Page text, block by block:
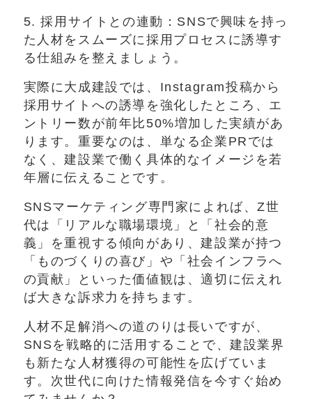
5. 採用サイトとの連動：SNSで興味を持っ
た人材をスムーズに採用プロセスに誘導す
る仕組みを整えましょう。
実際に大成建設では、Instagram投稿から
採用サイトへの誘導を強化したところ、エ
ントリー数が前年比50%増加した実績があ
ります。重要なのは、単なる企業PRでは
なく、建設業で働く具体的なイメージを若
年層に伝えることです。
SNSマーケティング専門家によれば、Z世
代は「リアルな職場環境」と「社会的意
義」を重視する傾向があり、建設業が持つ
「ものづくりの喜び」や「社会インフラへ
の貢献」といった価値観は、適切に伝えれ
ば大きな訴求力を持ちます。
人材不足解消への道のりは長いですが、
SNSを戦略的に活用することで、建設業界
も新たな人材獲得の可能性を広げていま
す。次世代に向けた情報発信を今すぐ始め